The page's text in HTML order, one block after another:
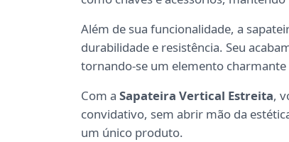
Além de sua funcionalidade, a
durabilidade e resistência. Seu
tornando-se um elemento charmante
Com a Sapateira Vertical Estreita,
convidativo, sem abrir mão da
um único produto.